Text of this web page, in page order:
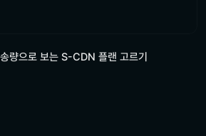
량으로 보는 S-CDN 플랜 고르기